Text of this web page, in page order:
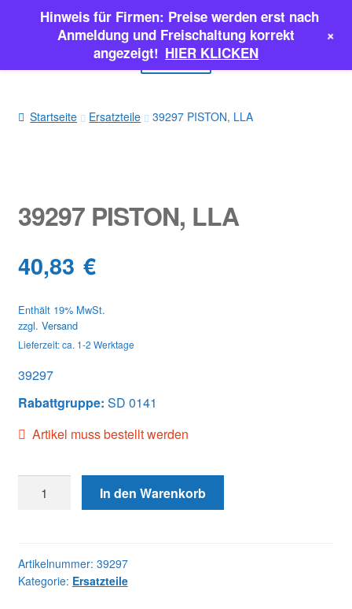
springen
springen
Menü
SALE
Classic Parts
Startseite Ersatzteile 39297 PISTON, LLA
39297 PISTON, LLA
40,83 €
Enthält 19% MwSt.
zzgl. Versand
Lieferzeit: ca. 1-2 Werktage
39297
Rabattgruppe: SD 0141
Artikel muss bestellt werden
PISTON,
In den Warenkorb
Artikelnummer: 39297
Kategorie: Ersatzteile
Hinweis für Firmen: Preise werden erst nach
Anmeldung und Freischaltung korrekt
angezeigt! HIER KLICKEN
+